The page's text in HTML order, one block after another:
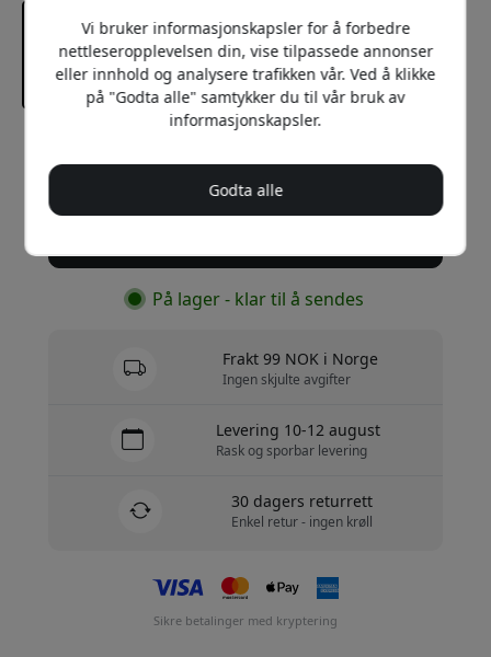
449 NOK
På lager - klar til å sendes
Frakt 99 NOK i Norge
Ingen skjulte avgifter
Levering 10-12 august
Rask og sporbar levering
30 dagers returrett
Enkel retur - ingen krøll
Sikre betalinger med kryptering
Vi bruker informasjonskapsler for å forbedre
nettleseropplevelsen din, vise tilpassede annonser
eller innhold og analysere trafikken vår. Ved å klikke
på "Godta alle" samtykker du til vår bruk av
informasjonskapsler.
Godta alle